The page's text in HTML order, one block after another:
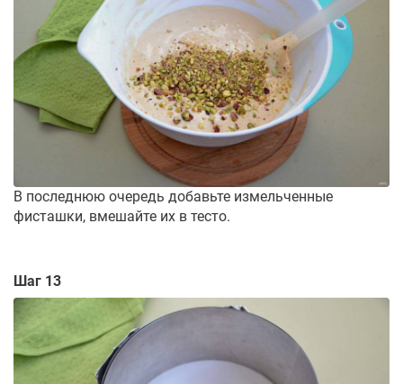
В последнюю очередь добавьте измельченные
фисташки, вмешайте их в тесто.
Шаг 13